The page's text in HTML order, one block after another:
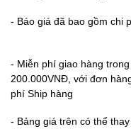
- Báo giá đã
- Miễn phí giao hàng
200.000VNĐ, với đơn
phí Ship hàng
- Bảng giá trên có thể